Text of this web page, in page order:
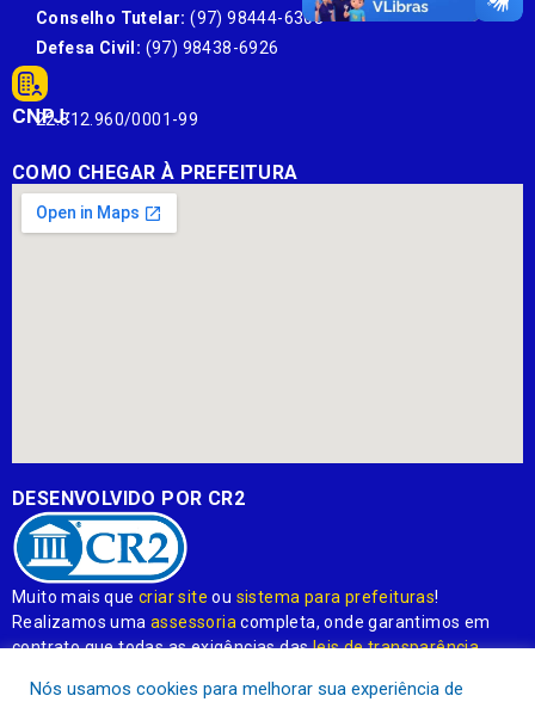
Conselho Tutelar: (97) 98444-6303
Defesa Civil: (97) 98438-6926
CNPJ:
22.812.960/0001-99
COMO CHEGAR À PREFEITURA
DESENVOLVIDO POR CR2
Muito mais quecriar site ou sistema para prefeituras!
Realizamos umaassessoriacompleta, onde garantimos em
contrato que todas as exigências dasleis de transparência
Nós usamos cookies para melhorar sua experiência de